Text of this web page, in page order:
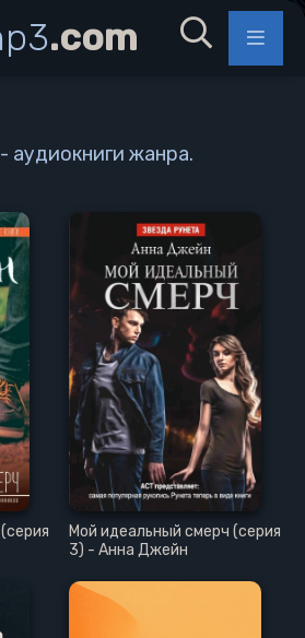
аудиокниги жанра.
Мой идеальный смерч (серия
3) - Анна Джейн
.com